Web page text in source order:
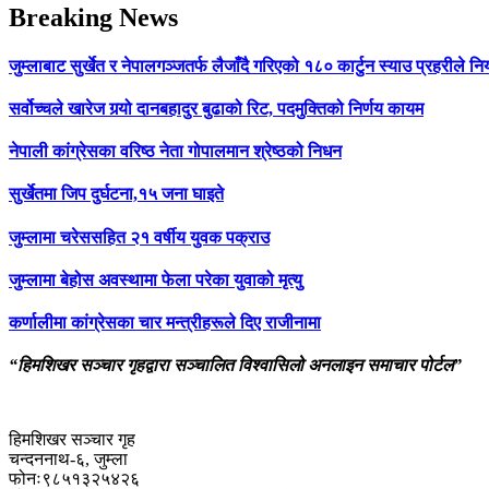
Breaking News
जुम्लाबाट सुर्खेत र नेपालगञ्जतर्फ लैजाँदै गरिएको १८० कार्टुन स्याउ प्रहरीले
सर्वोच्चले खारेज गर्‍यो दानबहादुर बुढाको रिट, पदमुक्तिको निर्णय कायम
नेपाली कांग्रेसका वरिष्ठ नेता गोपालमान श्रेष्ठको निधन
सुर्खेतमा जिप दुर्घटना,१५ जना घाइते
जुम्लामा चरेससहित २१ वर्षीय युवक पक्राउ
जुम्लामा बेहोस अवस्थामा फेला परेका युवाको मृत्यु
कर्णालीमा कांग्रेसका चार मन्त्रीहरूले दिए राजीनामा
“हिमशिखर सञ्चार गृहद्वारा सञ्चालित विश्वासिलो अनलाइन समाचार पोर्टल”
हिमशिखर सञ्चार गृह
चन्दननाथ-६, जुम्ला
फोनः९८५१३२५४२६